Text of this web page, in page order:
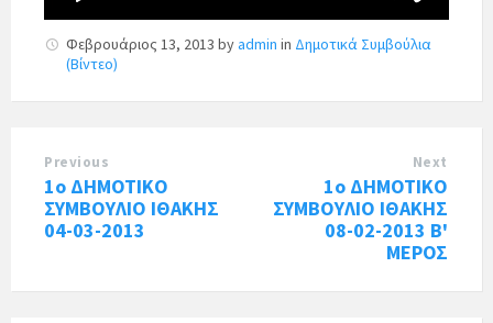
Φεβρουάριος 13, 2013 byadmin in Δημοτικά Συμβούλια
(Βίντεο)
Previous
1o ΔΗΜΟΤΙΚΟ
ΣΥΜΒΟΥΛΙΟ ΙΘΑΚΗΣ
04-03-2013
Next
1o ΔΗΜΟΤΙΚΟ
ΣΥΜΒΟΥΛΙΟ ΙΘΑΚΗΣ
08-02-2013 Β'
ΜΕΡΟΣ